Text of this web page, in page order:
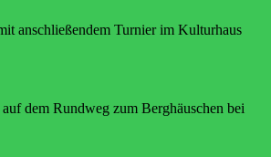
anschließendem Turnier im Kulturhaus
dem Rundweg zum Berghäuschen bei